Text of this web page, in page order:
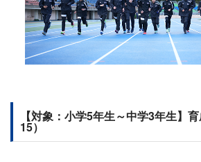
【対象：小学5年生～中学3年生】
15）